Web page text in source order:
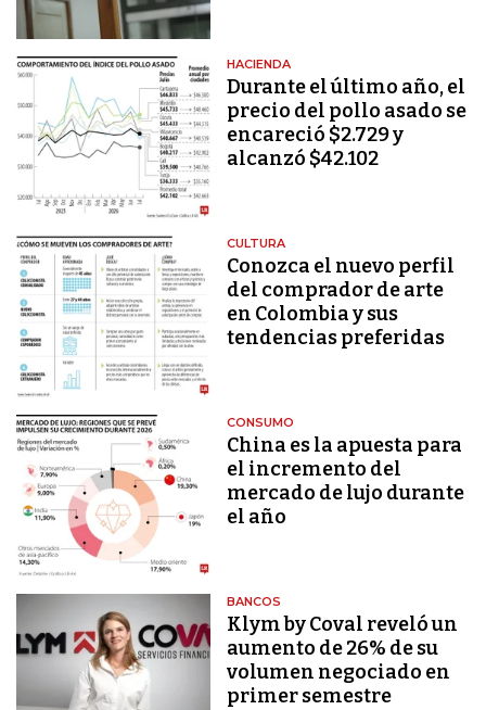
HACIENDA
Durante el último año, el
precio del pollo asado se
encareció $2.729 y
alcanzó $42.102
CULTURA
Conozca el nuevo perfil
del comprador de arte
en Colombia y sus
tendencias preferidas
CONSUMO
China es la apuesta para
el incremento del
mercado de lujo durante
el año
BANCOS
Klym by Coval reveló un
aumento de 26% de su
volumen negociado en
primer semestre